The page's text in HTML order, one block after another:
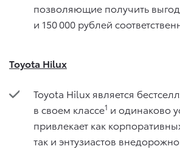
позволяющие получить
и 150 000 рублей
Toyota Hilux
Toyota Hilux является
в своем классе1 и одинаково
привлекает как
так и энтузиастов